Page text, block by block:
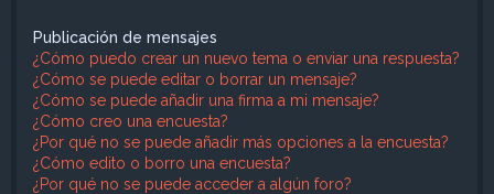
Publicación de mensajes
¿Cómo puedo crear un nuevo tema o enviar una respuesta?
¿Cómo se puede editar o borrar un mensaje?
¿Cómo se puede añadir una firma a mi mensaje?
¿Cómo creo una encuesta?
¿Por qué no se puede añadir más opciones a la encuesta?
¿Cómo edito o borro una encuesta?
¿Por qué no se puede acceder a algún foro?